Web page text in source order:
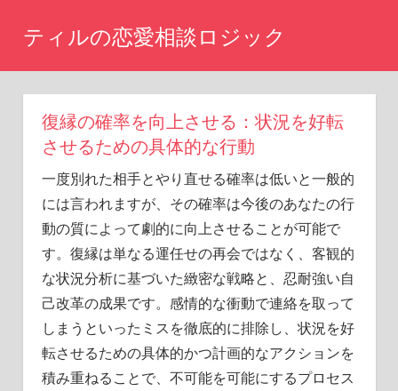
ティルの恋愛相談ロジック
か？
復縁の確率を向上させる：状況を好転
させるための具体的な行動
一度別れた相手とやり直せる確率は低いと一般的
には言われますが、その確率は今後のあなたの行
動の質によって劇的に向上させることが可能で
す。復縁は単なる運任せの再会ではなく、客観的
な状況分析に基づいた緻密な戦略と、忍耐強い自
己改革の成果です。感情的な衝動で連絡を取って
しまうといったミスを徹底的に排除し、状況を好
転させるための具体的かつ計画的なアクションを
積み重ねることで、不可能を可能にするプロセス